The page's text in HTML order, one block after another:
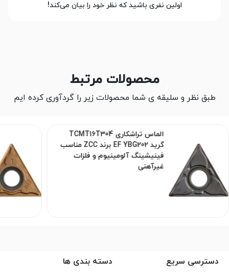
اولین نفری باشید که نظر خود را بیان می‌کند!
محصولات مرتبط
طبق نظر و سلیقه ی شما محصولات زیر را گردآوری کرده ایم
الماس تراشکاری TCMT16T304
گرید EF YBG202 برند ZCC مناسب
فینیشینگ آلومینیوم و فلزات
غیرآهنی
دسترسی سریع دسته بندی ها